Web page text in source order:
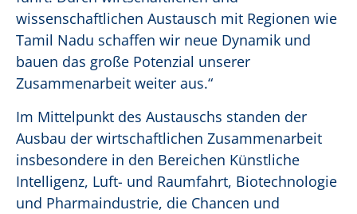
wissenschaftlichen Austausch mit Regionen wie
Tamil Nadu schaffen wir neue Dynamik und
bauen das große Potenzial unserer
Zusammenarbeit weiter aus.“
Im Mittelpunkt des Austauschs standen der
Ausbau der wirtschaftlichen Zusammenarbeit
insbesondere in den Bereichen Künstliche
Intelligenz, Luft- und Raumfahrt, Biotechnologie
und Pharmaindustrie, die Chancen und